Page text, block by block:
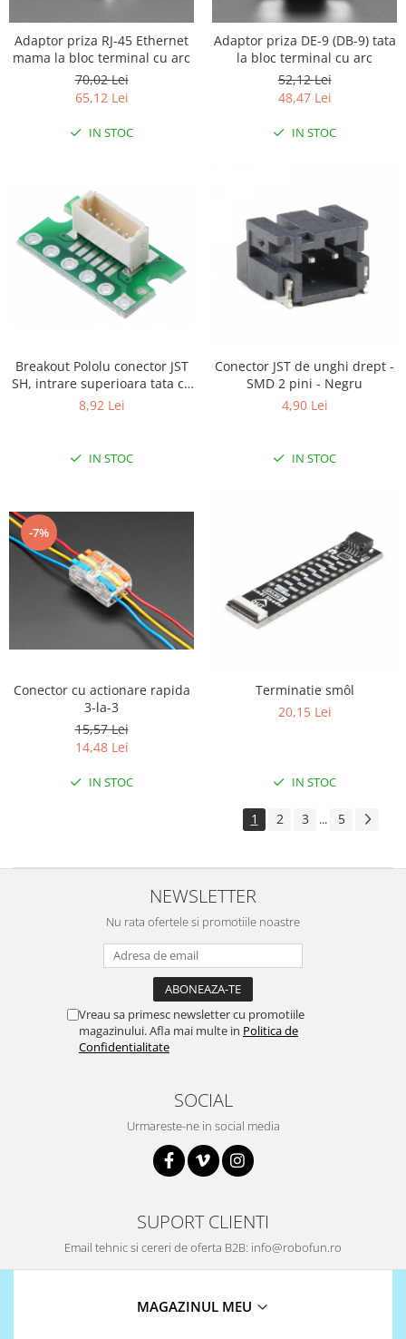
Adaptor priza RJ-45 Ethernet
mama la bloc terminal cu arc
70,02 Lei
65,12 Lei
IN STOC
Adaptor priza DE-9 (DB-9) tata
la bloc terminal cu arc
52,12 Lei
48,47 Lei
IN STOC
Breakout Pololu conector JST
SH, intrare superioara tata cu
6 pini
8,92 Lei
IN STOC
Conector JST de unghi drept -
SMD 2 pini - Negru
4,90 Lei
IN STOC
-7%
Conector cu actionare rapida
3-la-3
15,57 Lei
14,48 Lei
IN STOC
Terminatie smôl
20,15 Lei
IN STOC
1 2 3 ... 5
NEWSLETTER
Nu rata ofertele si promotiile noastre
Vreau sa primesc newsletter cu promotiile
magazinului. Afla mai multe in Politica de
Confidentialitate
SOCIAL
Urmareste-ne in social media
SUPORT CLIENTI
Email tehnic si cereri de oferta B2B: info@robofun.ro
MAGAZINUL MEU